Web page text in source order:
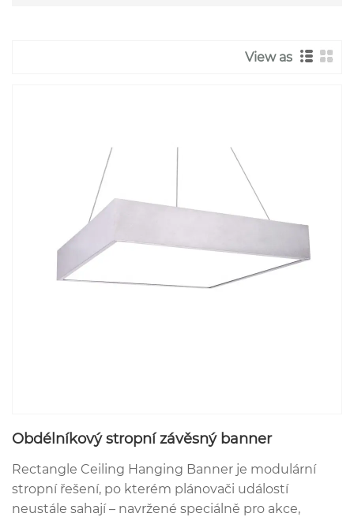
View as
Obdélníkový stropní závěsný banner
Rectangle Ceiling Hanging Banner je modulární
stropní řešení, po kterém plánovači událostí
neustále sahají – navržené speciálně pro akce,